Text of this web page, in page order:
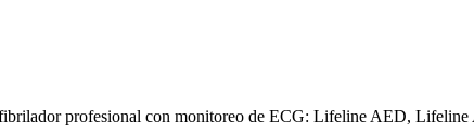
profesional con monitoreo de ECG: Lifeline AED,